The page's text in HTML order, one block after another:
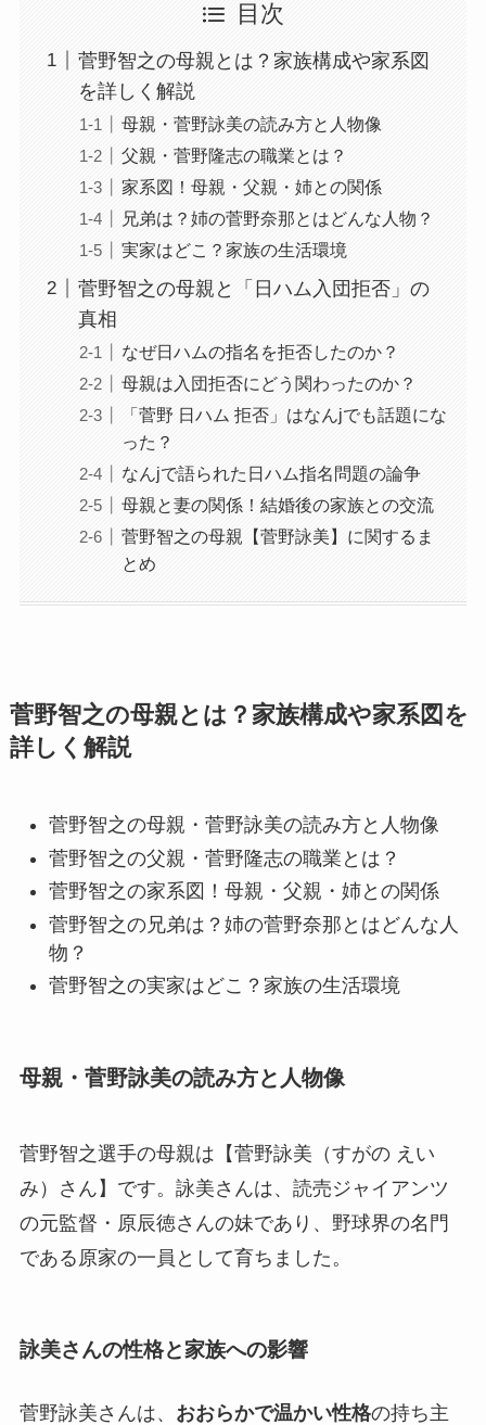
目次
菅野智之の母親とは？家族構成や家系図
を詳しく解説
母親・菅野詠美の読み方と人物像
父親・菅野隆志の職業とは？
家系図！母親・父親・姉との関係
兄弟は？姉の菅野奈那とはどんな人物？
実家はどこ？家族の生活環境
菅野智之の母親と「日ハム入団拒否」の
真相
なぜ日ハムの指名を拒否したのか？
母親は入団拒否にどう関わったのか？
「菅野 日ハム 拒否」はなんjでも話題にな
った？
なんjで語られた日ハム指名問題の論争
母親と妻の関係！結婚後の家族との交流
菅野智之の母親【菅野詠美】に関するま
とめ
菅野智之の母親とは？家族構成や家系図を
詳しく解説
菅野智之の母親・菅野詠美の読み方と人物像
菅野智之の父親・菅野隆志の職業とは？
菅野智之の家系図！母親・父親・姉との関係
菅野智之の兄弟は？姉の菅野奈那とはどんな人
物？
菅野智之の実家はどこ？家族の生活環境
母親・菅野詠美の読み方と人物像
菅野智之選手の母親は【菅野詠美（すがの えい
み）さん】です。詠美さんは、読売ジャイアンツ
の元監督・原辰徳さんの妹であり、野球界の名門
である原家の一員として育ちました。
詠美さんの性格と家族への影響
菅野詠美さんは、 おおらかで温かい性格の持ち主